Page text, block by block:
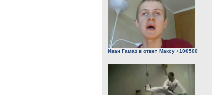
Иван Гамаз в ответ Максу +100500